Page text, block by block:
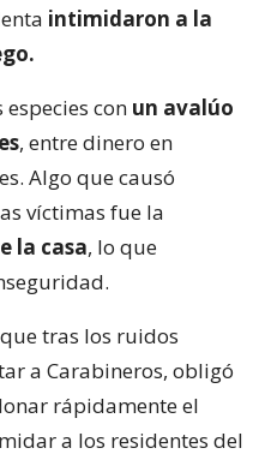
intimidaron a la
con un avalúo
, entre dinero en
Algo que causó
víctimas fue la
la casa, lo que
tras los ruidos
a Carabineros, obligó
rápidamente el
a los residentes del